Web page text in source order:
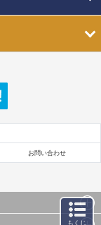
お問い合わせ
もくじ